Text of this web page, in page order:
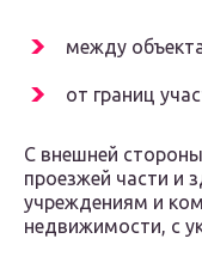
между
от границ
С внешней
проезжей части и
учреждениям и
недвижимости, с